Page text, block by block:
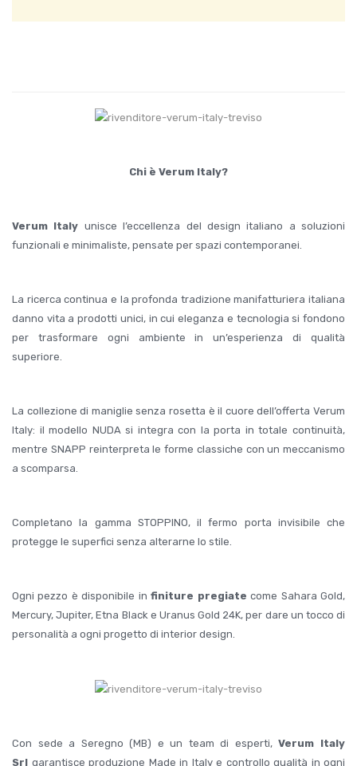
Chi è Verum Italy?
Verum Italy unisce l’eccellenza del design italiano a soluzioni
funzionali e minimaliste, pensate per spazi contemporanei.
La ricerca continua e la profonda tradizione manifatturiera italiana
danno vita a prodotti unici, in cui eleganza e tecnologia si fondono
per trasformare ogni ambiente in un’esperienza di qualità
superiore.
La collezione di maniglie senza rosetta è il cuore dell’offerta Verum
Italy: il modello NUDA si integra con la porta in totale continuità,
mentre SNAPP reinterpreta le forme classiche con un meccanismo
a scomparsa.
Completano la gamma STOPPINO, il fermo porta invisibile che
protegge le superfici senza alterarne lo stile.
Ogni pezzo è disponibile infiniture pregiate come Sahara Gold,
Mercury, Jupiter, Etna Black e Uranus Gold 24K, per dare un tocco di
personalità a ogni progetto di interior design.
Con sede a Seregno (MB) e un team di esperti,Verum Italy
Srl garantisce produzione Made in Italy e controllo qualità in ogni